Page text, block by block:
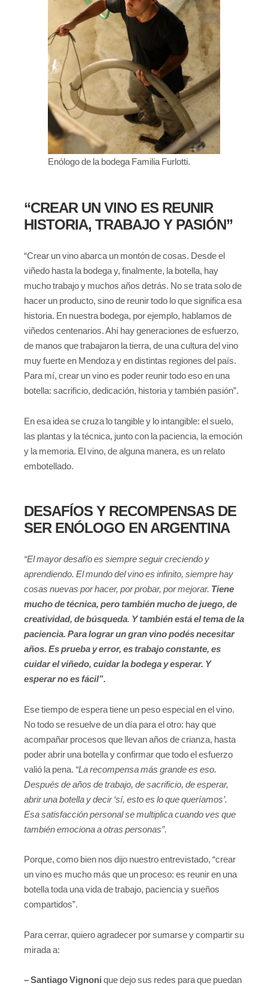
Enólogo de la bodega Familia Furlotti.
“CREAR UN VINO ES REUNIR
HISTORIA, TRABAJO Y PASIÓN”
“Crear un vino abarca un montón de cosas. Desde el
viñedo hasta la bodega y, finalmente, la botella, hay
mucho trabajo y muchos años detrás. No se trata solo de
hacer un producto, sino de reunir todo lo que significa esa
historia. En nuestra bodega, por ejemplo, hablamos de
viñedos centenarios. Ahí hay generaciones de esfuerzo,
de manos que trabajaron la tierra, de una cultura del vino
muy fuerte en Mendoza y en distintas regiones del país.
Para mí, crear un vino es poder reunir todo eso en una
botella: sacrificio, dedicación, historia y también pasión”.
En esa idea se cruza lo tangible y lo intangible: el suelo,
las plantas y la técnica, junto con la paciencia, la emoción
y la memoria. El vino, de alguna manera, es un relato
embotellado.
DESAFÍOS Y RECOMPENSAS DE
SER ENÓLOGO EN ARGENTINA
“El mayor desafío es siempre seguir creciendo y
aprendiendo. El mundo del vino es infinito, siempre hay
cosas nuevas por hacer, por probar, por mejorar. Tiene
mucho de técnica, pero también mucho de juego, de
creatividad, de búsqueda. Y también está el tema de la
paciencia. Para lograr un gran vino podés necesitar
años. Es prueba y error, es trabajo constante, es
cuidar el viñedo, cuidar la bodega y esperar. Y
esperar no es fácil”.
Ese tiempo de espera tiene un peso especial en el vino.
No todo se resuelve de un día para el otro: hay que
acompañar procesos que llevan años de crianza, hasta
poder abrir una botella y confirmar que todo el esfuerzo
valió la pena. “La recompensa más grande es eso.
Después de años de trabajo, de sacrificio, de esperar,
abrir una botella y decir ‘sí, esto es lo que queríamos’.
Esa satisfacción personal se multiplica cuando ves que
también emociona a otras personas”.
Porque, como bien nos dijo nuestro entrevistado, “crear
un vino es mucho más que un proceso: es reunir en una
botella toda una vida de trabajo, paciencia y sueños
compartidos”.
Para cerrar, quiero agradecer por sumarse y compartir su
mirada a:
– Santiago Vignoni que dejo sus redes para que puedan